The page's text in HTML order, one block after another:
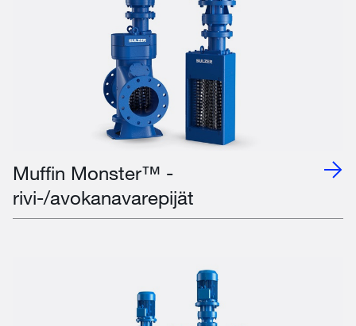
Muffin Monster™ -
rivi-/avokanavarepijät